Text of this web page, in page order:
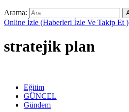
Arama:
Online İzle (Haberleri İzle Ve Takip Et )
stratejik plan
Eğitim
GÜNCEL
Gündem